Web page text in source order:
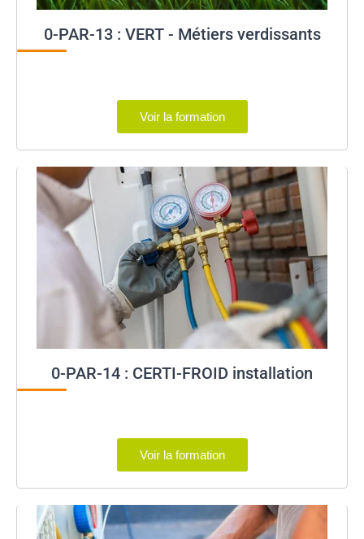
0-PAR-13 : VERT - Métiers verdissants
Voir la formation
0-PAR-14 : CERTI-FROID installation
Voir la formation